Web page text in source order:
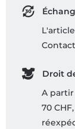
Droit
A
70